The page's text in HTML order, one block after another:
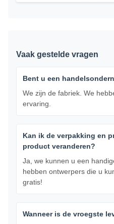
Vaak gestelde vragen
Bent u een
We zijn de fabriek. We
ervaring.
Kan ik de verpakking en
product veranderen?
Ja, we kunnen u een
hebben ontwerpers die u
gratis!
Wanneer is de vroegste